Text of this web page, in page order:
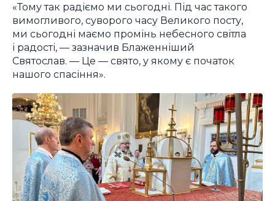
«Тому так радіємо ми сьогодні. Під час такого
вимогливого, суворого часу Великого посту,
ми сьогодні маємо промінь небесного світла
і радості, — зазначив Блаженніший
Святослав. — Це — свято, у якому є початок
нашого спасіння».